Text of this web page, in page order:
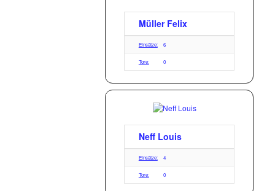
Müller Felix
Einsätze: 6
Tore: 0
Neff Louis
Einsätze: 4
Tore: 0